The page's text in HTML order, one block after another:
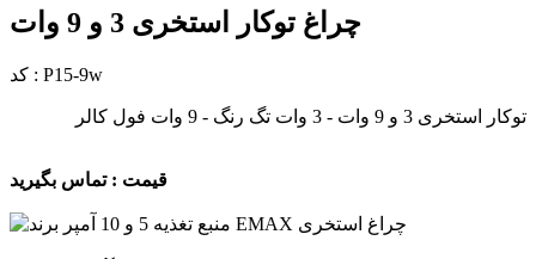
چراغ توکار استخری 3 و 9 وات
کد : P15-9w
توکار استخری 3 و 9 وات - 3 وات تگ رنگ - 9 وات فول کالر
قیمت : تماس بگیرید